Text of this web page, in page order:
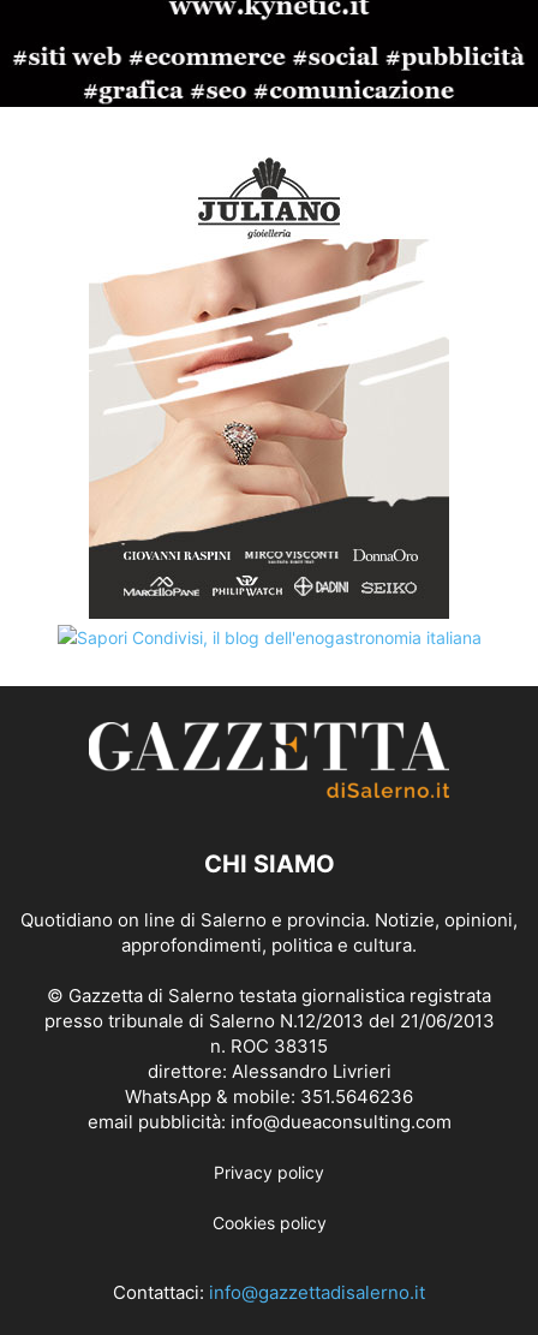
CHI SIAMO
Quotidiano on line di Salerno e provincia. Notizie, opinioni,
approfondimenti, politica e cultura.
© Gazzetta di Salerno testata giornalistica registrata
presso tribunale di Salerno N.12/2013 del 21/06/2013
n. ROC 38315
direttore: Alessandro Livrieri
WhatsApp & mobile: 351.5646236
email pubblicità: info@dueaconsulting.com
Privacy policy
Cookies policy
Contattaci: info@gazzettadisalerno.it